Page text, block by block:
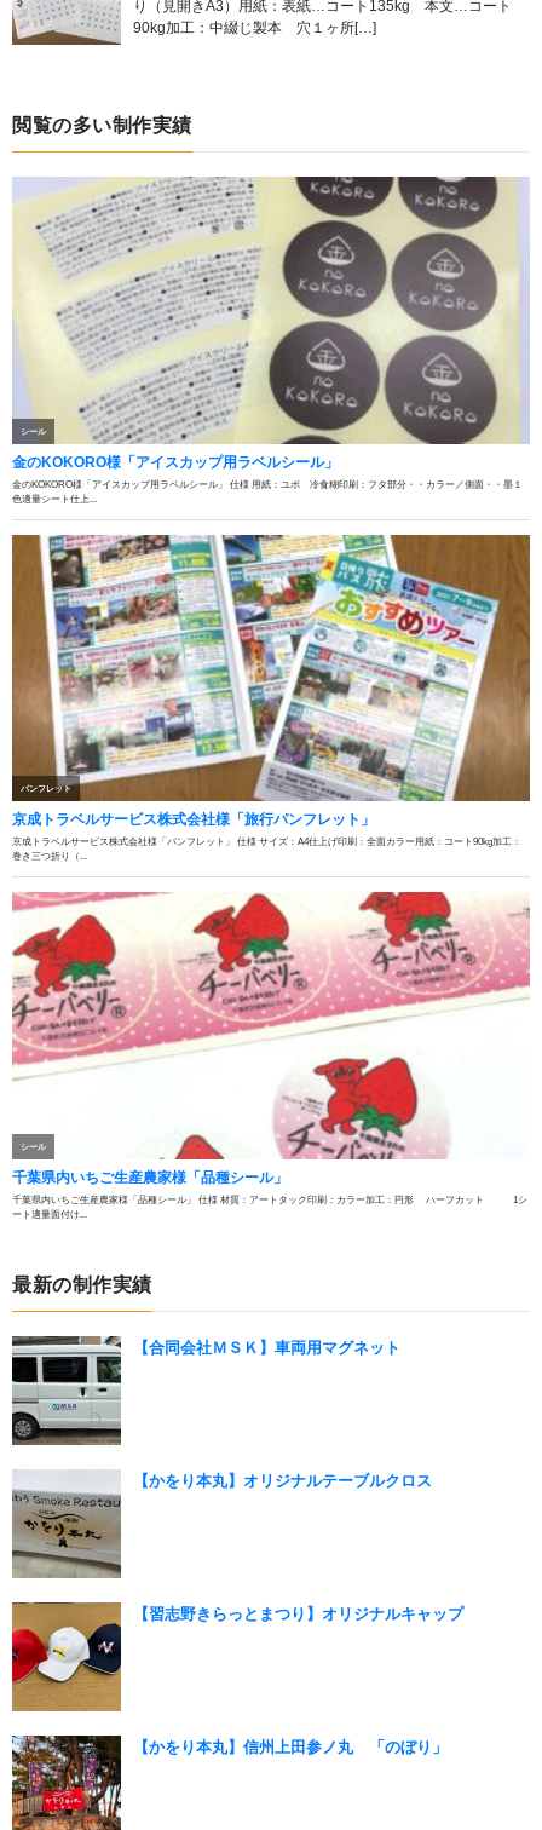
り（見開きA3）用紙：表紙…コート135kg 本文…コート
90kg加工：中綴じ製本 穴１ヶ所[…]
閲覧の多い制作実績
最新の制作実績
【合同会社ＭＳＫ】車両用マグネット
【かをり本丸】オリジナルテーブルクロス
【習志野きらっとまつり】オリジナルキャップ
【かをり本丸】信州上田参ノ丸 「のぼり」